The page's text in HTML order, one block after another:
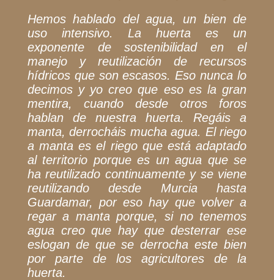
Hemos hablado del agua, un bien de
uso intensivo. La huerta es un
exponente de sostenibilidad en el
manejo y reutilización de recursos
hídricos que son escasos. Eso nunca lo
decimos y yo creo que eso es la gran
mentira, cuando desde otros foros
hablan de nuestra huerta. Regáis a
manta, derrocháis mucha agua. El riego
a manta es el riego que está adaptado
al territorio porque es un agua que se
ha reutilizado continuamente y se viene
reutilizando desde Murcia hasta
Guardamar, por eso hay que volver a
regar a manta porque, si no tenemos
agua creo que hay que desterrar ese
eslogan de que se derrocha este bien
por parte de los agricultores de la
huerta.